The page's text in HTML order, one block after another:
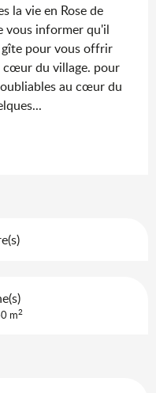
la vie en Rose de
vous informer qu'il
gîte pour vous offrir
cœur du village. pour
au cœur du
m2